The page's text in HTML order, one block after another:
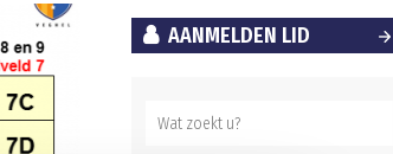
AANMELDEN LID